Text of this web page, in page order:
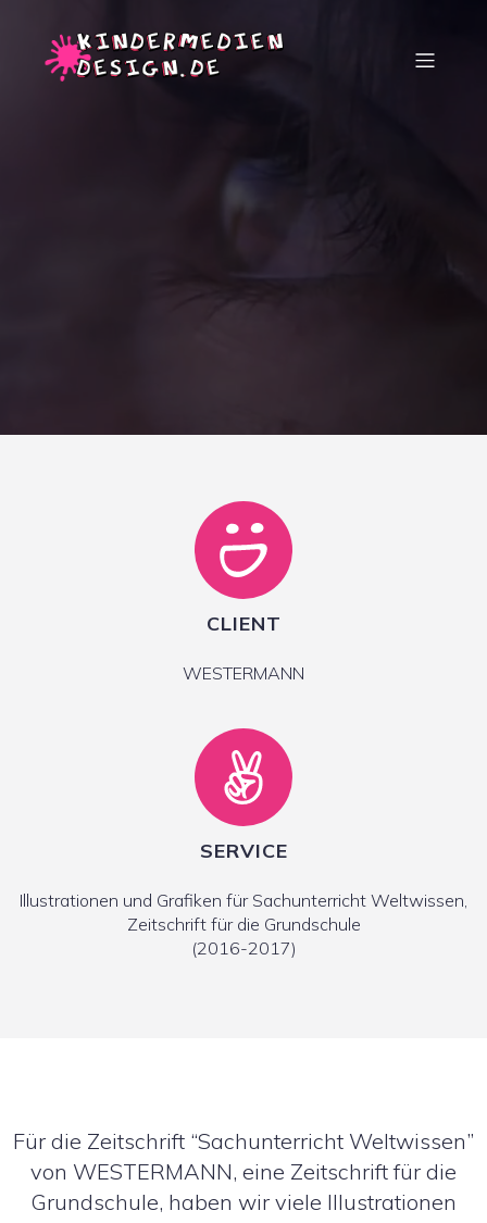
CLIENT
WESTERMANN
SERVICE
Illustrationen und Grafiken für Sachunterricht Weltwissen,
Zeitschrift für die Grundschule
(2016-2017)
Für die Zeitschrift “Sachunterricht Weltwissen”
von WESTERMANN, eine Zeitschrift für die
Grundschule, haben wir viele Illustrationen